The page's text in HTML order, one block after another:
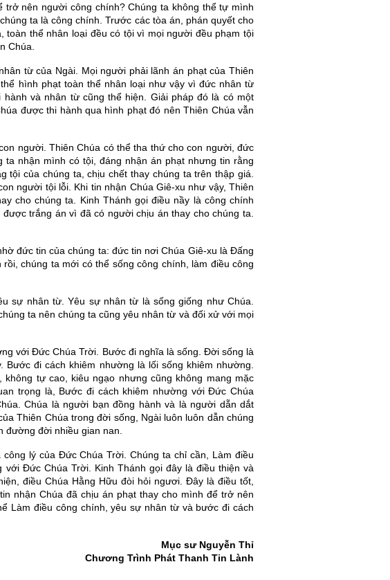
nên người công chính? Chúng ta không thể tự mình
ta là công chính. Trước các tòa án, phán quyết cho
toàn thể nhân loại đều có tội vì mọi người đều phạm tội
Chúa.
từ của Ngài. Mọi người phải lãnh án phạt của Thiên
hình phạt toàn thể nhân loại như vậy vì đức nhân từ
và nhân từ cũng thể hiện. Giải pháp đó là có một
được thi hành qua hình phạt đó nên Thiên Chúa vẫn
người. Thiên Chúa có thể tha thứ cho con người, đức
nhận mình có tội, đáng nhận án phạt nhưng tin rằng
tội của chúng ta, chịu chết thay chúng ta trên thập giá.
người tội lỗi. Khi tin nhận Chúa Giê-xu như vậy, Thiên
cho chúng ta. Kinh Thánh gọi điều nầy là công chính
trắng án vì đã có người chịu án thay cho chúng ta.
đức tin của chúng ta: đức tin nơi Chúa Giê-xu là Đấng
chúng ta mới có thể sống công chính, làm điều công
sự nhân từ. Yêu sự nhân từ là sống giống như Chúa.
ta nên chúng ta cũng yêu nhân từ và đối xử với mọi
với Đức Chúa Trời. Bước đi nghĩa là sống. Đời sống là
đi cách khiêm nhường là lối sống khiêm nhường.
tự cao, kiêu ngạo nhưng cũng không mang mặc
trọng là, Bước đi cách khiêm nhường với Đức Chúa
Chúa là người bạn đồng hành và là người dẵn dắt
Thiên Chúa trong đời sống, Ngài luôn luôn dẫn chúng
đường đời nhiều gian nan.
lý của Đức Chúa Trời. Chúng ta chỉ cần, Làm điều
Đức Chúa Trời. Kinh Thánh gọi đây là điều thiện và
điều Chúa Hằng Hữu đòi hỏi ngươi. Đây là điều tốt,
nhận Chúa đã chịu án phạt thay cho mình để trở nên
Làm điều công chính, yêu sự nhân từ và bước đi cách
Mục sư Nguyễn Thỉ
Chương Trình Phát Thanh Tin Lành